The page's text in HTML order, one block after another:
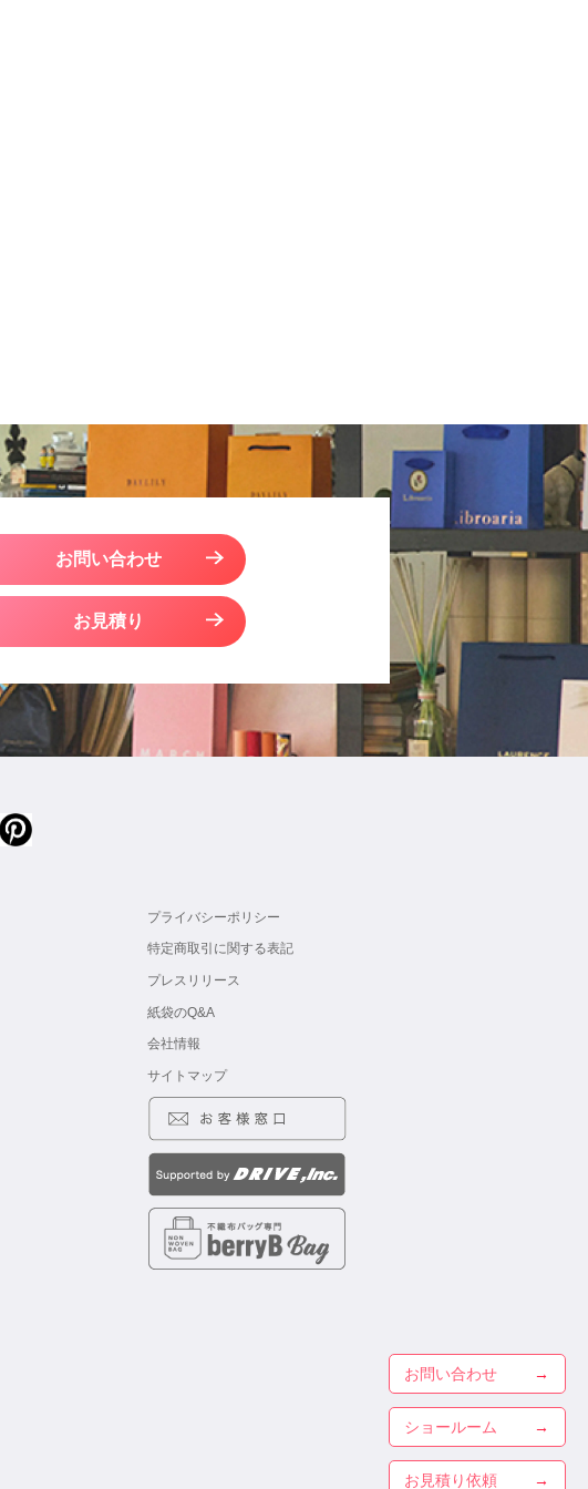
お問い合わせ
ショールーム
お見積り依頼
お問い合わせ
お見積り
プライバシーポリシー
特定商取引に関する表記
プレスリリース
紙袋のQ&A
会社情報
サイトマップ